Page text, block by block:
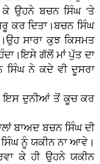
ਕੇ ਉਹਨੇ ਬਚਨ ਸਿੰਘ 'ਤੇ
ਕਰ ਦਿਤਾ।ਬਚਨ ਸਿੰਘ
ਸਾਰਾ ਕੁਝ ਕਿਸਮਤ
ਗੱਲੋਂ ਮਾਂ ਪੁੱਤ ਦਾ
ਸਿੰਘ ਨੇ ਕਦੇ ਵੀ ਦੂਸਰਾ
ਇਸ ਦੁਨੀਆਂ ਤੋਂ ਕੂਚ ਕਰ
ਬਾਅਦ ਬਚਨ ਸਿੰਘ ਦੀ
ਨੂੰ ਯਕੀਨ ਨਾ ਆਵੇ।
ਕੇ ਹੀ ਉਹਨੇ ਯਕੀਨ